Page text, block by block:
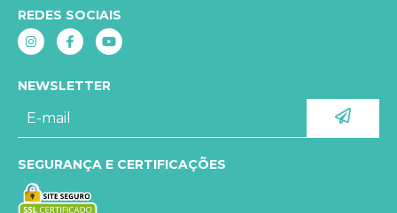
REDES SOCIAIS
NEWSLETTER
SEGURANÇA E CERTIFICAÇÕES